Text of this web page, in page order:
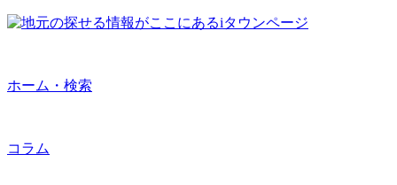
ホーム・検索
コラム